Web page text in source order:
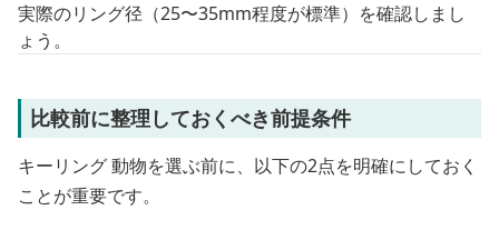
実際のリング径（25〜35mm程度が標準）を確認しまし
ょう。
比較前に整理しておくべき前提条件
キーリング 動物を選ぶ前に、以下の2点を明確にしておく
ことが重要です。